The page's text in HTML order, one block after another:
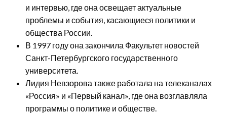
и интервью, где она освещает актуальные
проблемы и события, касающиеся политики и
общества России.
В 1997 году она закончила Факультет новостей
Санкт-Петербургского государственного
университета.
Лидия Невзорова также работала на телеканалах
«Россия» и «Первый канал», где она возглавляла
программы о политике и обществе.